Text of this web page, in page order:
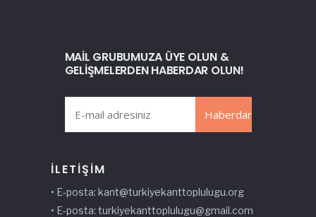
MAIL GRUBUMUZA ÜYE OLUN &
GELIŞMELERDEN HABERDAR OLUN!
İLETIŞIM
• E-posta: kant@turkiyekanttoplulugu.org
• E-posta: turkiyekanttoplulugu@gmail.com